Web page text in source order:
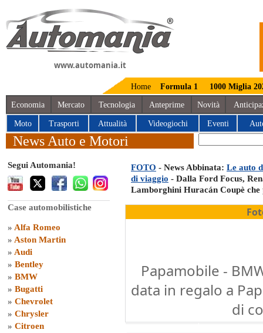
www.automania.it
Home Formula 1 1000 Miglia
Economia Mercato Tecnologia Anteprime Novità
Moto Trasporti Attualità Videogiochi Eventi
News Auto e Motori
Segui Automania!
Case automobilistiche
» Alfa Romeo
» Aston Martin
» Audi
» Bentley
» BMW
» Bugatti
» Chevrolet
» Chrysler
» Citroen
FOTO - News Abbinata: Le auto
di viaggio - Dalla Ford Focus,
Lamborghini Huracán Coupè che
Papamobile -
data in regalo a
di